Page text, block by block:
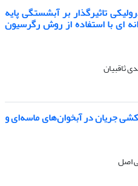
تاثیرگذار بر آبشستگی پایه
ای با استفاده از روش رگرسیون
ثاقبیان
جریان در آبخوان‌های ماسه‌ای و
اصل